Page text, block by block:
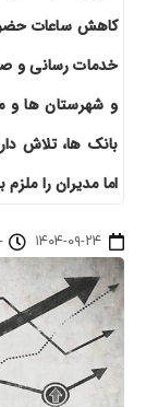
کاهش ساعات حضور
خدمات رسانی و
و شهرستان ها و
بانک ها، تلاش
اما مدیران را
۱۴۰۴-۰۹-۲۴ -